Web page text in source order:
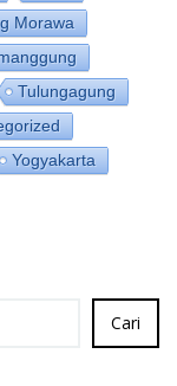
Morawa
Tulungagung
Yogyakarta
Cari